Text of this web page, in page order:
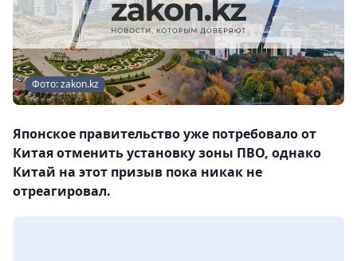
Фото: zakon.kz
Японское правительство уже потребовало от
Китая отменить установку зоны ПВО, однако
Китай на этот призыв пока никак не
отреагировал.